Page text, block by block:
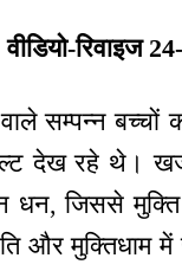
रिवाइज
सम्पन्न
रहे थे। खजाने
जिससे मुक्ति
और मुक्तिधाम